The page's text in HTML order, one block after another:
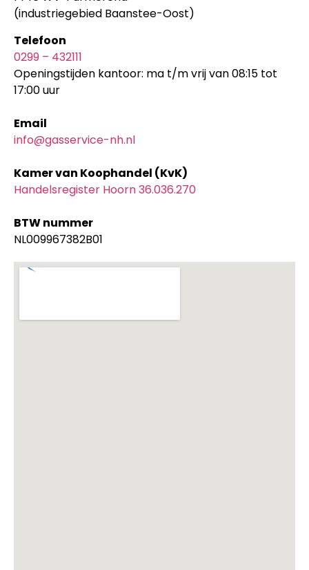
(industriegebied Baanstee-Oost)
Telefoon
0299 – 432111
Openingstijden kantoor: ma t/m vrij van 08:15 tot
17:00 uur
Email
info@gasservice-nh.nl
Kamer van Koophandel (KvK)
Handelsregister Hoorn 36.036.270
BTW nummer
NL009967382B01